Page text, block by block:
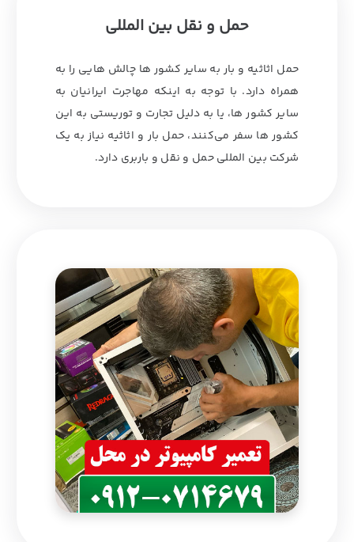
حمل و نقل بین المللی
حمل اثاثیه و بار به سایر کشور ها چالش‌ هایی را به
همراه دارد. با توجه به اینکه مهاجرت ایرانیان به
سایر کشور ها، یا به دلیل تجارت و توریستی به این
کشور ها سفر می‌کنند، حمل بار و اثاثیه نیاز به یک
شرکت بین المللی حمل و نقل و باربری دارد.